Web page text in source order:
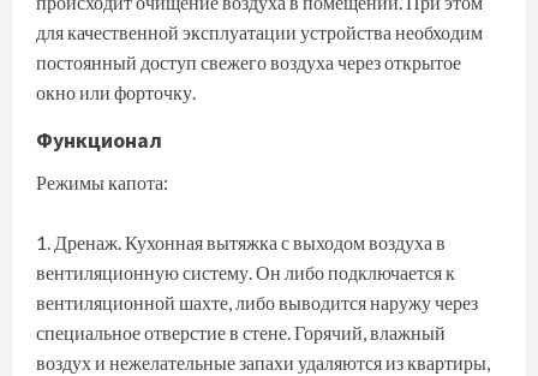
для качественной эксплуатации устройства необходим
постоянный доступ свежего воздуха через открытое
окно или форточку.
Функционал
Режимы капота:
Дренаж. Кухонная вытяжка с выходом воздуха в
вентиляционную систему. Он либо подключается к
вентиляционной шахте, либо выводится наружу через
специальное отверстие в стене. Горячий, влажный
воздух и нежелательные запахи удаляются из квартиры,